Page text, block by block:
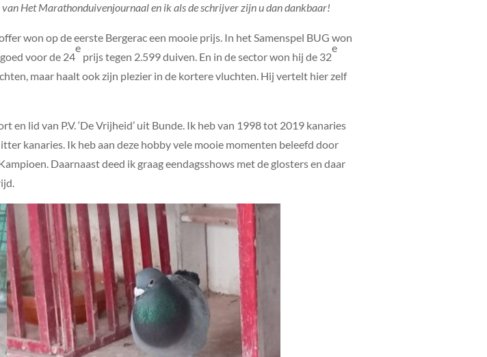
Het Marathonduivenjournaal en ik als de schrijver zijn u dan dankbaar!
won op de eerste Bergerac een mooie prijs. In het Samenspel BUG won
voor de 24
e
prijs tegen 2.599 duiven. En in de sector won hij de 32
e
maar haalt ook zijn plezier in de kortere vluchten. Hij vertelt hier zelf
en lid van P.V. ‘De Vrijheid’ uit Bunde. Ik heb van 1998 tot 2019 kanaries
kanaries. Ik heb aan deze hobby vele mooie momenten beleefd door
Daarnaast deed ik graag eendagsshows met de glosters en daar